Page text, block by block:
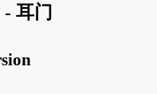
耳门